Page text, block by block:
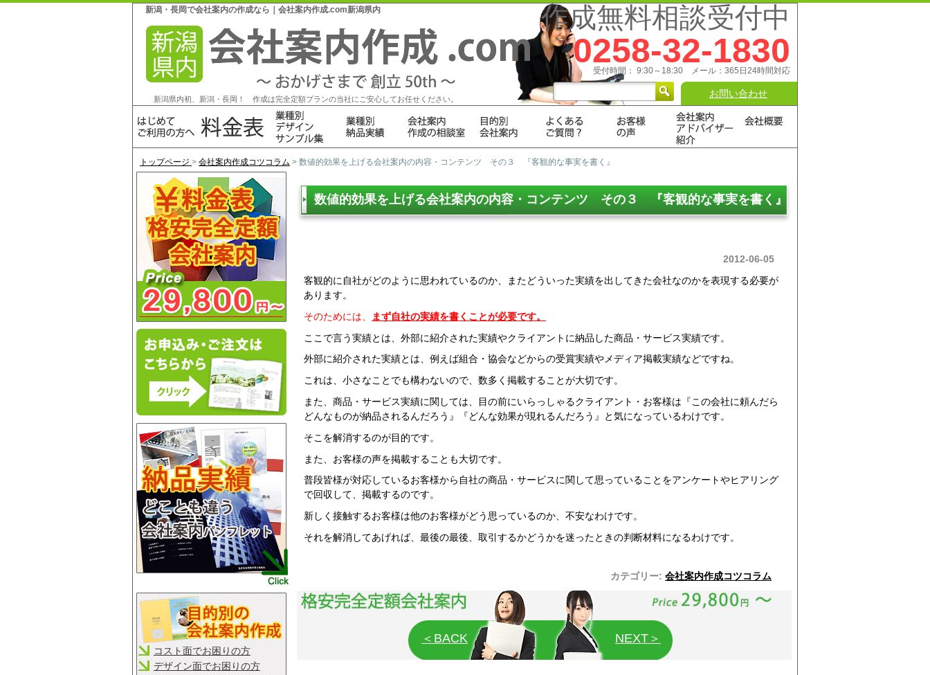
新潟・長岡で会社案内の作成なら｜会社案内作成.com新潟県内 作成無料相談受付中
新潟県内初、新潟・長岡！ 作成は完全定額プランの当社にご安心してお任せください。
0258-32-1830
受付時間： 9:30～18:30 メール：365日24時間対応
お問い合わせ
トップページ > 会社案内作成コツコラム > 数値的効果を上げる会社案内の内容・コンテンツ その３ 『客観的な事実を書く』
数値的効果を上げる会社案内の内容・コンテンツ その３ 『客観的な事実を書く』
2012-06-05
客観的に自社がどのように思われているのか、またどういった実績を出してきた会社なのかを表現する必要が
あります。
そのためには、
まず自社の実績を書くことが必要です。
ここで言う実績とは、外部に紹介された実績やクライアントに納品した商品・サービス実績です。
外部に紹介された実績とは、例えば組合・協会などからの受賞実績やメディア掲載実績などですね。
これは、小さなことでも構わないので、数多く掲載することが大切です。
また、商品・サービス実績に関しては、目の前にいらっしゃるクライアント・お客様は『この会社に頼んだら
どんなものが納品されるんだろう』『どんな効果が現れるんだろう』と気になっているわけです。
そこを解消するのが目的です。
また、お客様の声を掲載することも大切です。
普段皆様が対応しているお客様から自社の商品・サービスに関して思っていることをアンケートやヒアリング
で回収して、掲載するのです。
新しく接触するお客様は他のお客様がどう思っているのか、不安なわけです。
それを解消してあげれば、最後の最後、取引するかどうかを迷ったときの判断材料になるわけです。
カテゴリー: 会社案内作成コツコラム
＜BACK NEXT＞
コスト面でお困りの方
デザイン面でお困りの方